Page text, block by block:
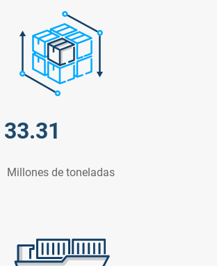
33.31
Millones de toneladas